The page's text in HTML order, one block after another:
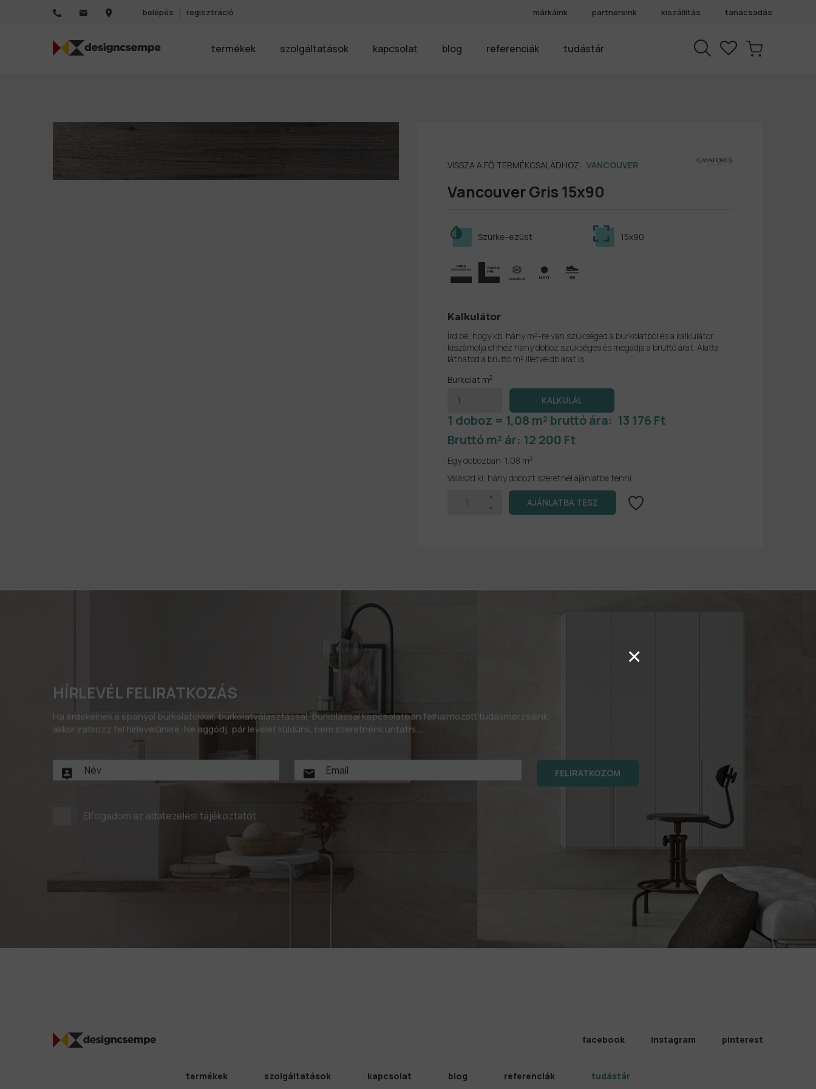
belépés regisztráció márkáink partnereink kiszállítás tanácsadás
termékek szolgáltatások kapcsolat blog referenciák tudástár
VISSZA A FŐ TERMÉKCSALÁDHOZ: VANCOUVER
Vancouver Gris 15x90
15x90
Szürke-ezüst
Kalkulátor
Írd be, hogy kb. hány m²-re van szükséged a burkolatból és a kalkulátor
kiszámolja ehhez hány doboz szükséges és megadja a bruttó árat. Alatta
láthatod a bruttó m² illetve db árat is.
Burkolat m2
1 doboz = 1,08 m² bruttó ára: 13 176 Ft
Bruttó m² ár: 12 200 Ft
Egy dobozban: 1,08 m2
Válaszd ki, hány dobozt szeretnél ajánlatba tenni.
HÍRLEVÉL FELIRATKOZÁS
Ha érdekelnek a spanyol burkolatokkal, burkolatválasztással, burkolással kapcsolatban felhalmozott tudásmorzsáink,
akkor iratkozz fel hírlevelünkre. Ne aggódj, pár levelet küldünk, nem szeretnénk untatni….
FELIRATKOZOM
Elfogadom az adatezelési tájékoztatót
facebook instagram pinterest
termékek szolgáltatások kapcsolat blog referenciák tudástár
×